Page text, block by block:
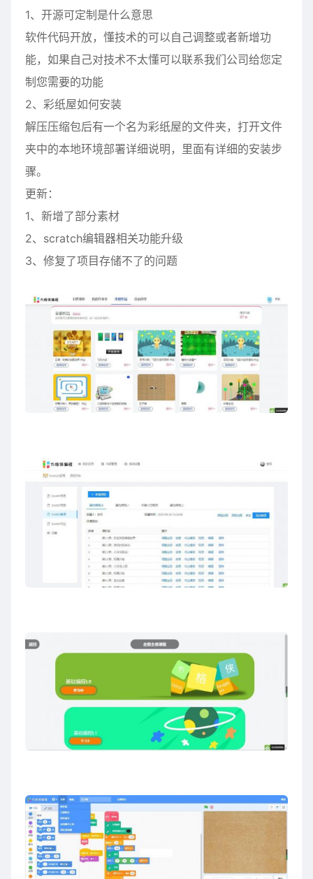
1、开源可定制是什么意思
软件代码开放，懂技术的可以自己调整或者新增功
能，如果自己对技术不太懂可以联系我们公司给您定
制您需要的功能
2、彩纸屋如何安装
解压压缩包后有一个名为彩纸屋的文件夹，打开文件
夹中的本地环境部署详细说明，里面有详细的安装步
骤。
更新：
1、新增了部分素材
2、scratch编辑器相关功能升级
3、修复了项目存储不了的问题